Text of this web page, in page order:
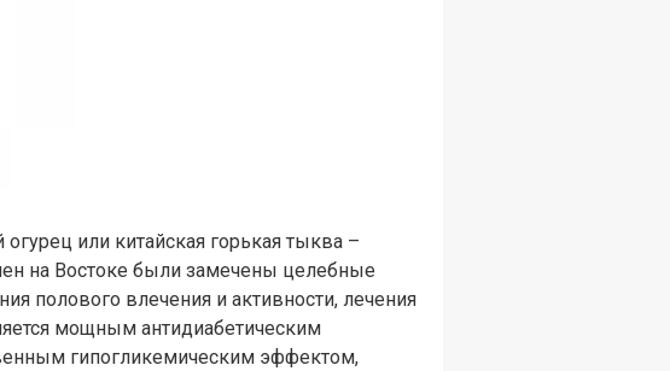
или китайская горькая тыква –
на Востоке были замечены целебные
полового влечения и активности, лечения
мощным антидиабетическим
гипогликемическим эффектом,